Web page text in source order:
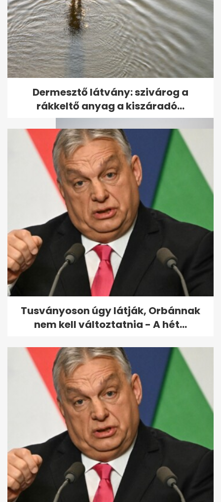
Brutális rabszöktetés
Franciaországban, több
halott
Jövőre két újabb megyében
lesznek fizetős útszakaszok
Dermesztő látvány: szivárog a
rákkeltő anyag a kiszáradó...
Tusványoson úgy látják, Orbánnak
nem kell változtatnia - A hét...